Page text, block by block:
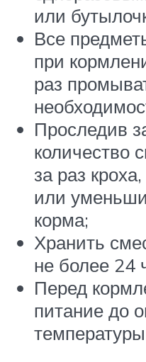
или
Все
при
раз
Проследив
количество
за раз
или
корма;
Хранить
не более 24
Перед
питание до